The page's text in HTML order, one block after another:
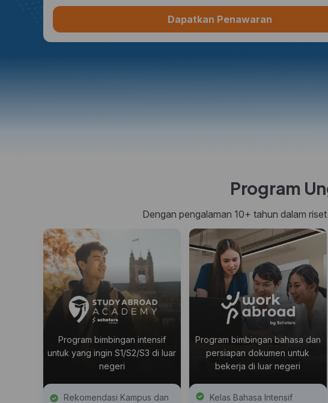
Dapatkan Penawaran
Program
Dengan pengalaman 10+ tahun dalam
Program bimbingan intensif
untuk yang ingin S1/S2/S3 di luar
negeri
Rekomendasi Kampus dan
Program bimbingan bahasa dan
persiapan dokumen untuk
bekerja di luar negeri
Kelas Bahasa Intensif